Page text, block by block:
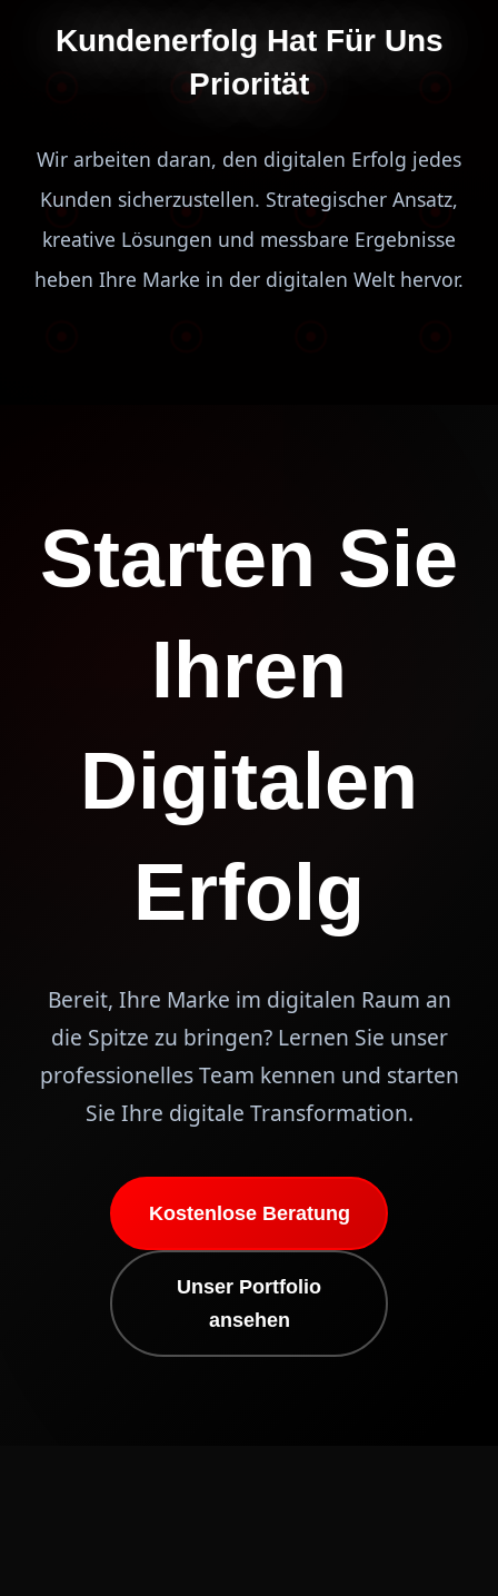
Kundenerfolg Hat Für Uns
Priorität
Wir arbeiten daran, den digitalen Erfolg jedes
Kunden sicherzustellen. Strategischer Ansatz,
kreative Lösungen und messbare Ergebnisse
heben Ihre Marke in der digitalen Welt hervor.
Starten Sie
Ihren
Digitalen
Erfolg
Bereit, Ihre Marke im digitalen Raum an
die Spitze zu bringen? Lernen Sie unser
professionelles Team kennen und starten
Sie Ihre digitale Transformation.
Kostenlose Beratung
Unser Portfolio
ansehen